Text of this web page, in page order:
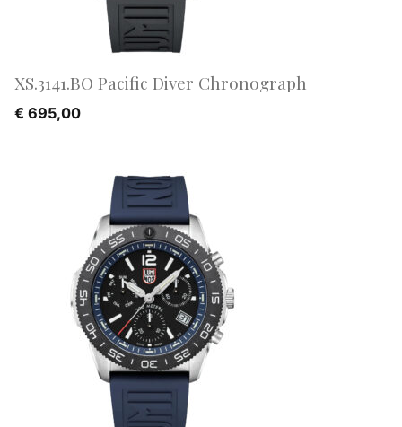
XS.3141.BO Pacific Diver Chronograph
€ 695,00